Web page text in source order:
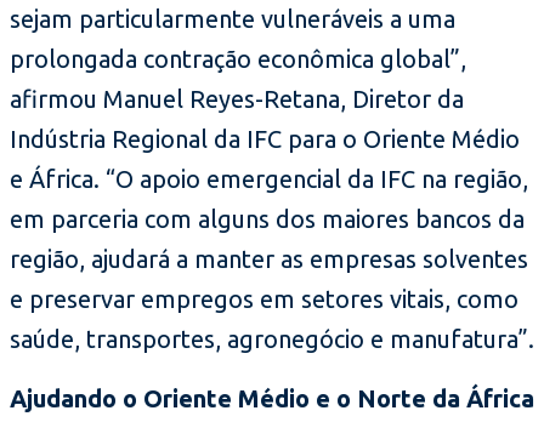
sejam particularmente vulneráveis a uma
prolongada contração econômica global”,
afirmou Manuel Reyes-Retana, Diretor da
Indústria Regional da IFC para o Oriente Médio
e África. “O apoio emergencial da IFC na região,
em parceria com alguns dos maiores bancos da
região, ajudará a manter as empresas solventes
e preservar empregos em setores vitais, como
saúde, transportes, agronegócio e manufatura”.
Ajudando o Oriente Médio e o Norte da África